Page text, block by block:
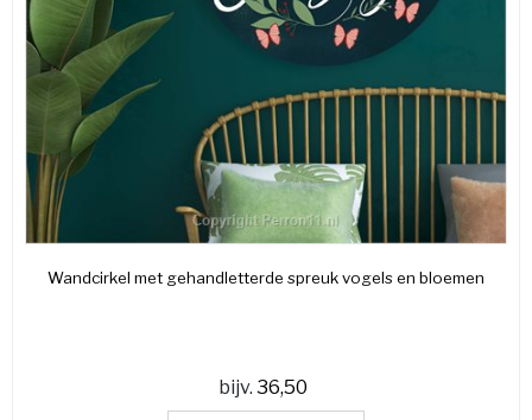
Wandcirkel met gehandletterde spreuk vogels en bloemen
bijv. 36,50